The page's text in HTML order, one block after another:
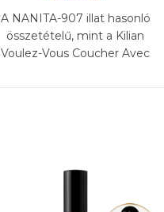
A NANITA-907 illat hasonló
összetételű, mint a Kilian
Voulez-Vous Coucher Avec